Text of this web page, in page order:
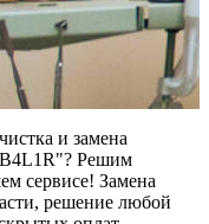
и замена
Решим
сервисе! Замена
решение любой